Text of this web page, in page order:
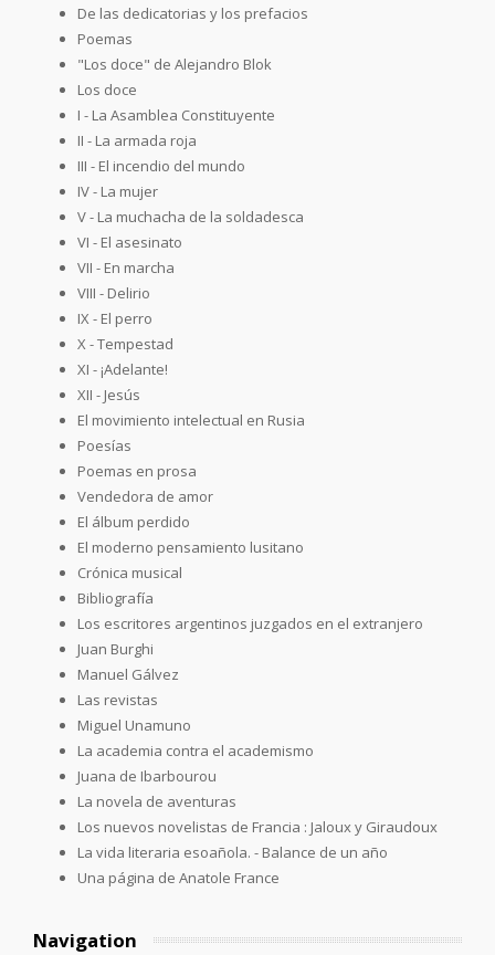
De las dedicatorias y los prefacios
Poemas
"Los doce" de Alejandro Blok
Los doce
I - La Asamblea Constituyente
II - La armada roja
III - El incendio del mundo
IV - La mujer
V - La muchacha de la soldadesca
VI - El asesinato
VII - En marcha
VIII - Delirio
IX - El perro
X - Tempestad
XI - ¡Adelante!
XII - Jesús
El movimiento intelectual en Rusia
Poesías
Poemas en prosa
Vendedora de amor
El álbum perdido
El moderno pensamiento lusitano
Crónica musical
Bibliografía
Los escritores argentinos juzgados en el extranjero
Juan Burghi
Manuel Gálvez
Las revistas
Miguel Unamuno
La academia contra el academismo
Juana de Ibarbourou
La novela de aventuras
Los nuevos novelistas de Francia : Jaloux y Giraudoux
La vida literaria esoañola. - Balance de un año
Una página de Anatole France
Navigation